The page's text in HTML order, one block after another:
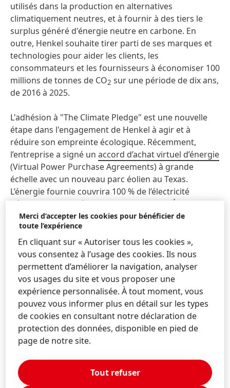
utilisés dans la production en alternatives
climatiquement neutres, et à fournir à des tiers le
surplus généré d'énergie neutre en carbone. En
outre, Henkel souhaite tirer parti de ses marques et
technologies pour aider les clients, les
consommateurs et les fournisseurs à économiser 100
millions de tonnes de CO2 sur une période de dix ans,
de 2016 à 2025.
L'adhésion à "The Climate Pledge" est une nouvelle
étape dans l'engagement de Henkel à agir et à
réduire son empreinte écologique. Récemment,
l’entreprise a signé un accord d’achat virtuel d’énergie
(Virtual Power Purchase Agreements) à grande
échelle avec un nouveau parc éolien au Texas.
L’énergie fournie couvrira 100 % de l’électricité
nécessaire aux opérations de Henkel aux États-Unis.
Plus tôt cette année,
fondés, de réduction des émissions de Henkel ont été
approuvés par l'initiative Science Based Targets
comme étant conformes aux niveaux requis pour
atteindre les objectifs de l'Accord de Paris. L'initiative
Science Based Targets du CDP (Carbon Disclosure
Project), du Pacte mondial des Nations Unies, du
World Resources Institute et du Fonds mondial pour
la nature (WWF) définit et encourage les meilleures
pratiques en matière de fixation d'objectifs fondés
objectifs des entreprises.
Merci d’accepter les cookies pour bénéficier de
toute l’expérience
En cliquant sur « Autoriser tous les cookies »,
vous consentez à l’usage des cookies. Ils nous
permettent d’améliorer la navigation, analyser
vos usages du site et vous proposer une
expérience personnalisée. À tout moment, vous
pouvez vous informer plus en détail sur les types
de cookies en consultant notre déclaration de
protection des données, disponible en pied de
page de notre site.
Tout refuser